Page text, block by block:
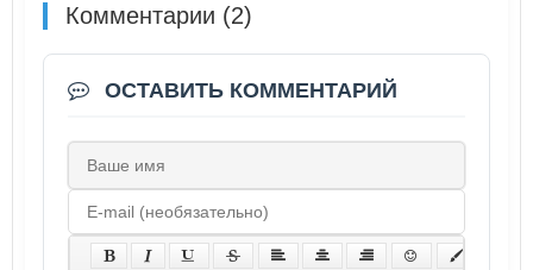
Комментарии (2)
ОСТАВИТЬ КОММЕНТАРИЙ